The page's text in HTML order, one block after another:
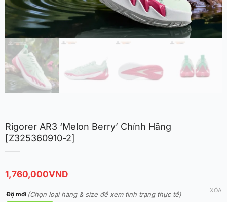
Rigorer AR3 ‘Melon Berry’ Chính Hãng
[Z325360910-2]
1,760,000VND
Độ mới (Chọn loại hàng & size để xem tình trạng thực tế) XÓA